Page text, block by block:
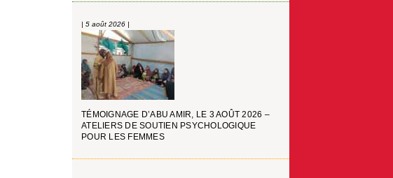
| 5 août 2026 |
TÉMOIGNAGE D’ABU AMIR, LE 3 AOÛT 2026 –
ATELIERS DE SOUTIEN PSYCHOLOGIQUE
POUR LES FEMMES